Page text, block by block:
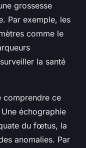
grossesse
Par exemple, les
comme le
la santé
comprendre ce
échographie
du fœtus, la
anomalies. Par